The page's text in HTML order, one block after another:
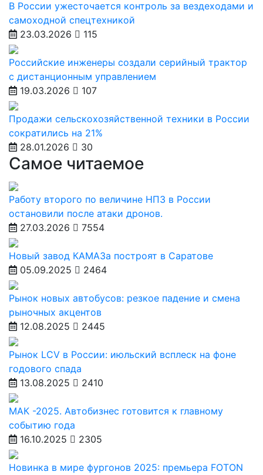
В России ужесточается контроль за вездеходами и
самоходной спецтехникой
23.03.2026
115
Российские инженеры создали серийный трактор
с дистанционным управлением
19.03.2026
107
Продажи сельскохозяйственной техники в России
сократились на 21%
28.01.2026
30
Самое читаемое
Работу второго по величине НПЗ в России
остановили после атаки дронов.
27.03.2026
7554
Новый завод КАМАЗа построят в Саратове
05.09.2025
2464
Рынок новых автобусов: резкое падение и смена
рыночных акцентов
12.08.2025
2445
Рынок LCV в России: июльский всплеск на фоне
годового спада
13.08.2025
2410
МАК -2025. Автобизнес готовится к главному
событию года
16.10.2025
2305
Новинка в мире фургонов 2025: премьера FOTON